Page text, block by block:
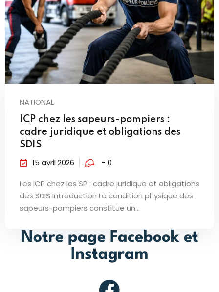
NATIONAL
ICP chez les sapeurs-pompiers :
cadre juridique et obligations des
SDIS
15 avril 2026 - 0
Les ICP chez les SP : cadre juridique et obligations
des SDIS Introduction La condition physique des
sapeurs-pompiers constitue un...
Notre page Facebook et
Instagram